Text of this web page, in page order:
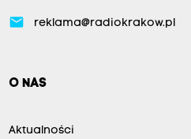
email reklama@radiokrakow.pl
O NAS
Aktualności